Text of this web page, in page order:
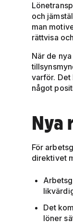
och
man
rättvisa
När de
varför.
något
Nya
För
direktivet
Det
löner